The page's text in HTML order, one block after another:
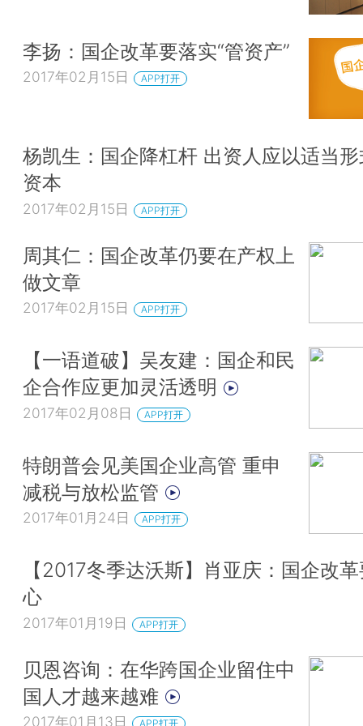
李扬：国企改革要落实“管资产”
2017年02月15日 APP打开
杨凯生：国企降杠杆 出资人应以适当
资本
2017年02月15日 APP打开
周其仁：国企改革仍要在产权上
做文章
2017年02月15日 APP打开
【一语道破】吴友建：国企和民
企合作应更加灵活透明
2017年02月08日 APP打开
特朗普会见美国企业高管 重申
减税与放松监管
2017年01月24日 APP打开
【2017冬季达沃斯】肖亚庆：国企改
心
2017年01月19日 APP打开
贝恩咨询：在华跨国企业留住中
国人才越来越难
2017年01月13日 APP打开